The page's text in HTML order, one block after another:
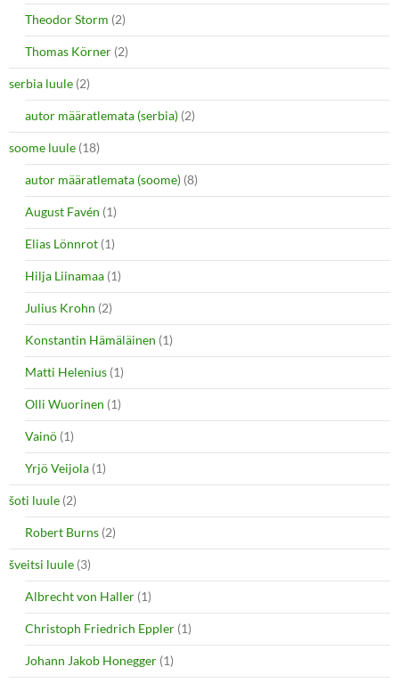
Theodor Storm (2)
Thomas Körner (2)
serbia luule (2)
autor määratlemata (serbia) (2)
soome luule (18)
autor määratlemata (soome) (8)
August Favén (1)
Elias Lönnrot (1)
Hilja Liinamaa (1)
Julius Krohn (2)
Konstantin Hämäläinen (1)
Matti Helenius (1)
Olli Wuorinen (1)
Vainö (1)
Yrjö Veijola (1)
šoti luule (2)
Robert Burns (2)
šveitsi luule (3)
Albrecht von Haller (1)
Christoph Friedrich Eppler (1)
Johann Jakob Honegger (1)